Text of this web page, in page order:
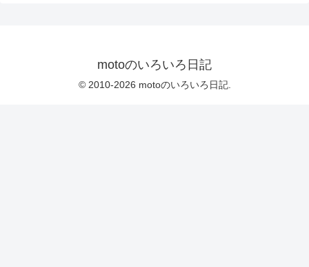
motoのいろいろ日記
© 2010-2026 motoのいろいろ日記.